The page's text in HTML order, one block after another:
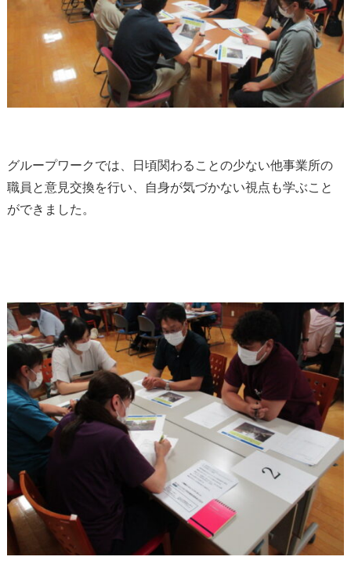
グループワークでは、日頃関わることの少ない他事業所の
職員と意見交換を行い、自身が気づかない視点も学ぶこと
ができました。